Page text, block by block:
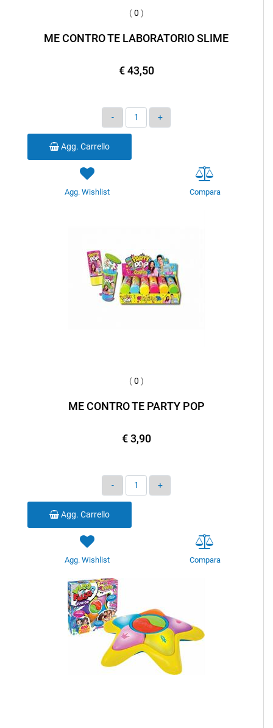
(0 )
ME CONTRO TE LABORATORIO SLIME
€ 43,50
Quantità
Agg. Carrello
Agg. Wishlist Compara
(0 )
ME CONTRO TE PARTY POP
€ 3,90
Quantità
Agg. Carrello
Agg. Wishlist Compara